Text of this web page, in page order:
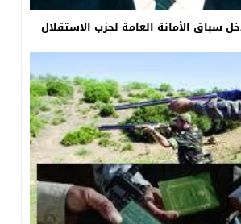
سباق الأمانة العامة لحزب الاستقلال